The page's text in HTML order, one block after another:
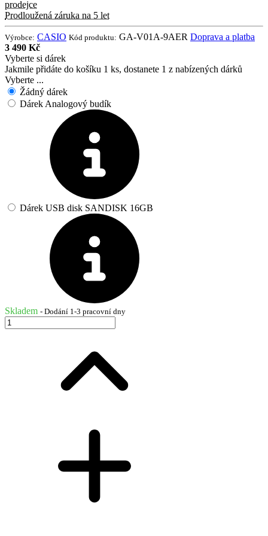
prodejce
Prodloužená záruka na 5 let
Výrobce: CASIO Kód produktu: GA-V01A-9AER Doprava a platba
3 490 Kč
Vyberte si dárek
Jakmile přidáte do košíku 1 ks, dostanete 1 z nabízených dárků
Vyberte ...
Žádný dárek
Dárek Analogový budík
Dárek USB disk SANDISK 16GB
Skladem - Dodání 1-3 pracovní dny